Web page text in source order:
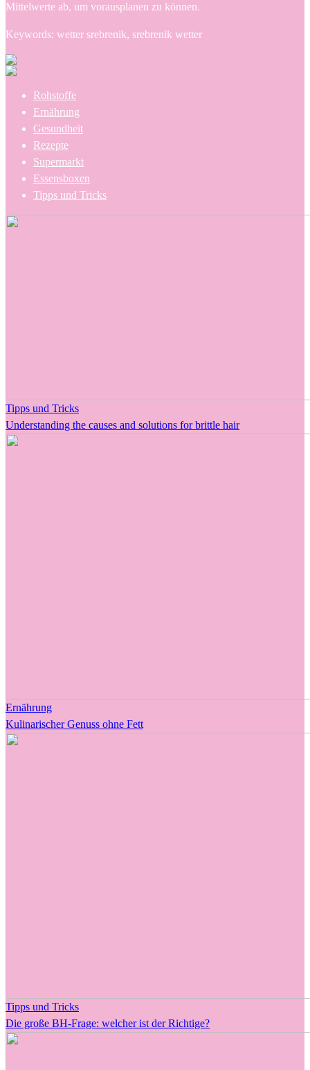
Mittelwerte ab, um vorausplanen zu können.
Keywords: wetter srebrenik, srebrenik wetter
Rohstoffe
Ernährung
Gesundheit
Rezepte
Supermarkt
Essensboxen
Tipps und Tricks
Tipps und Tricks
Understanding the causes and solutions for brittle hair
Ernährung
Kulinarischer Genuss ohne Fett
Tipps und Tricks
Die große BH-Frage: welcher ist der Richtige?